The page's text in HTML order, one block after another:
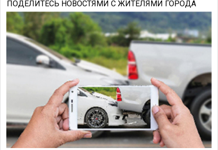
ПОДЕЛИТЕСЬ НОВОСТЯМИ С ЖИТЕЛЯМИ ГОРОДА